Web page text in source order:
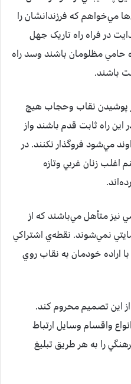
مي‌خواهم که فرزندانشان را
در فراه راه تاريک جهل
حامي مظلومان باشند وسد راه
باشند.
پوشيدن نقاب وحجاب هيچ
راه ثابت قدم باشند واز
مي‌شود فروگذار نکنند. در
اغلب زنان غربي وتازه
متأهل مي‌باشند که از
نمي‌شوند. نقطه‌ي اشتراکي
اراده خودمان به نقاب روي
اين تصميم محروم کند.
واقسام وسايل ارتباط
را به هر طريق تبليغ